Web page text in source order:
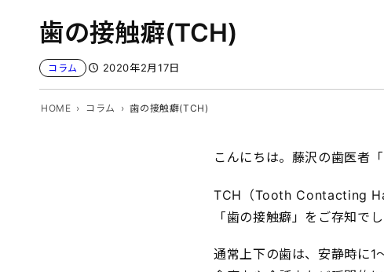
歯の接触癖(TCH)
コラム 2020年2月17日
HOME コラム 歯の接触癖(TCH)
こんにちは。藤沢の歯医者
TCH（Tooth Contacting
「歯の接触癖」をご存知でし
通常上下の歯は、安静時に1